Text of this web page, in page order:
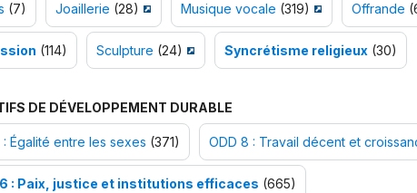
(7) Joaillerie (28) Musique vocale (319) Offrande
(114) Sculpture (24) Syncrétisme religieux(30)
DE DÉVELOPPEMENT DURABLE
: Égalité entre les sexes (371) ODD 8 : Travail décent et
: Paix, justice et institutions efficaces (665)